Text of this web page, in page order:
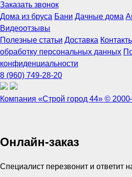
Заказать звонок
Дома из бруса Бани Дачные дома
Видеоотзывы
Полезные статьи Доставка
обработку персональных данных
конфиденциальности
8 (960) 749-28-20
Компания «Строй город 44» ©
Онлайн-заказ
Специалист перезвонит и ответит